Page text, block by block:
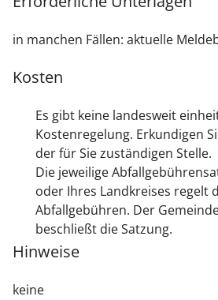
in manchen Fällen: aktuelle
Kosten
Es gibt keine landesweit
Kostenregelung. Erkundigen
der für Sie zuständigen Stelle.
Die jeweilige
oder Ihres Landkreises regelt
Abfallgebühren. Der
beschließt die Satzung.
Hinweise
keine